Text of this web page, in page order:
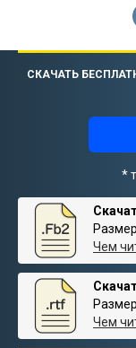
СКАЧАТЬ
*
Чем
Чем